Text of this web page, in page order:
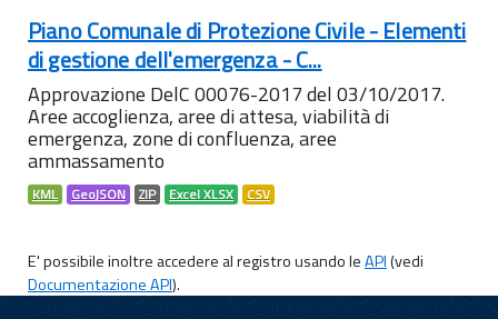
Piano Comunale di Protezione Civile - Elementi
di gestione dell'emergenza - C...
Approvazione DelC 00076-2017 del 03/10/2017.
Aree accoglienza, aree di attesa, viabilità di
emergenza, zone di confluenza, aree
ammassamento
KML GeoJSON ZIP Excel XLSX CSV
E' possibile inoltre accedere al registro usando leAPI(vedi
Documentazione API).